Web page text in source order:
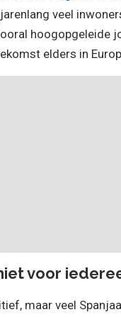
veel
hoogopgeleide
elders in
voor
maar veel